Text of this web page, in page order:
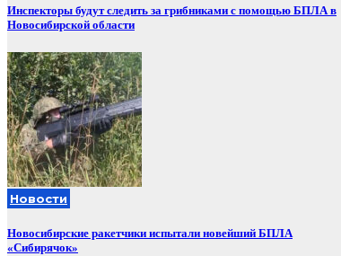
Инспекторы будут следить за грибниками с помощью БПЛА в
Новосибирской области
Новости
Новосибирские ракетчики испытали новейший БПЛА
«Сибирячок»